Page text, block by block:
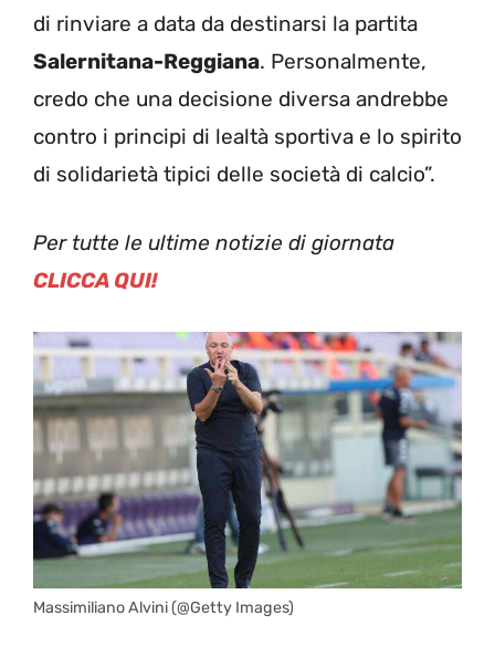
di rinviare a data da destinarsi la partita
Salernitana-Reggiana. Personalmente,
credo che una decisione diversa andrebbe
contro i principi di lealtà sportiva e lo spirito
di solidarietà tipici delle società di calcio”.
Per tutte le ultime notizie di giornata
CLICCA QUI!
Massimiliano Alvini (@Getty Images)